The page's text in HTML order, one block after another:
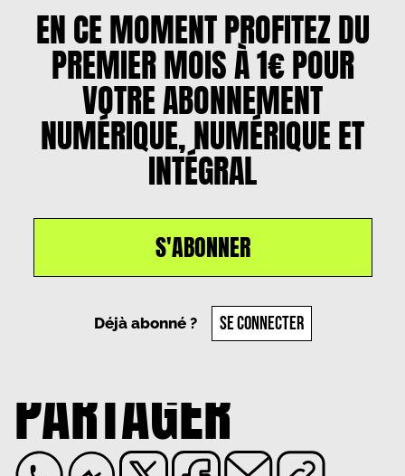
EN CE MOMENT PROFITEZ DU
PREMIER MOIS À 1€ POUR
VOTRE ABONNEMENT
NUMÉRIQUE, NUMÉRIQUE ET
INTÉGRAL
S'ABONNER
Déjà abonné ? SE CONNECTER
Anastasia Marchal
PARTAGER